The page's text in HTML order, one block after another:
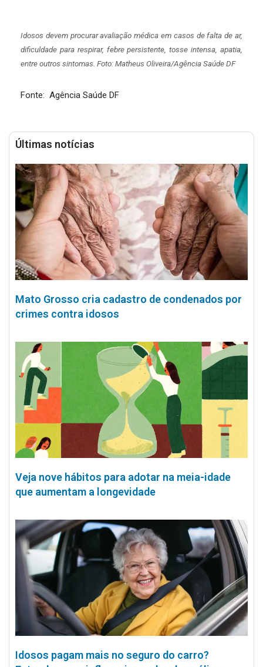
Idosos devem procurar avaliação médica em casos de falta de ar,
dificuldade para respirar, febre persistente, tosse intensa, apatia,
entre outros sintomas. Foto: Matheus Oliveira/Agência Saúde DF
Fonte: Agência Saúde DF
Últimas notícias
Mato Grosso cria cadastro de condenados por
crimes contra idosos
Veja nove hábitos para adotar na meia-idade
que aumentam a longevidade
Idosos pagam mais no seguro do carro?